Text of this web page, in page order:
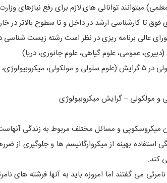
میتوانند توانائی هاى لازم براى رفع
فوق تا کارشناسى ارشد در داخل و تا سطوح بالاتر در
برنامه ریزى در نظر است رشته زیست شناسی در مقطع کارشناسى
بیوفیزیک)
و مولکولی – گرایش میکروبیولوژی
و مسائل مختلف مربوط به زندگی
استفاده بهینه از میکروارگانیسم ها و جلوگیری از
کند.
می گفتند اما امروزه باید به آنها فرشته های